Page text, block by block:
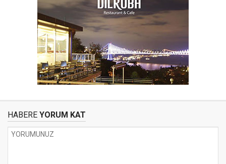
HABERE YORUM KAT